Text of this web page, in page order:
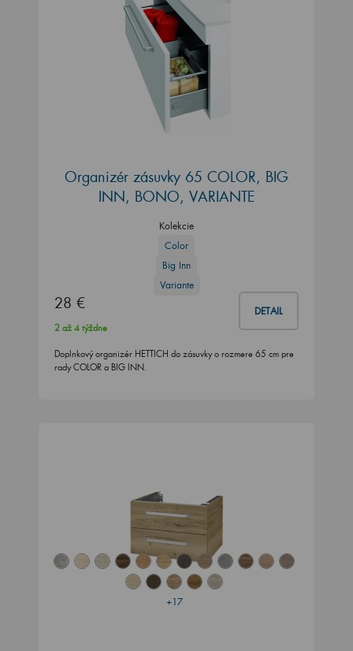
Organizér zásuvky 65 COLOR, BIG
INN, BONO, VARIANTE
Kolekcie
Color
Big Inn
Variante
28 € DETAIL
2 až 4 týždne
Doplnkový organizér HETTICH do zásuvky o rozmere 65 cm pre
rady COLOR a BIG INN.
+17